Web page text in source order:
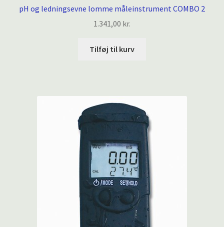
pH og ledningsevne lomme måleinstrument COMBO 2
1.341,00 kr.
Tilføj til kurv